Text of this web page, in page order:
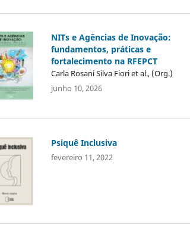
NITs e Agências de Inovação:
fundamentos, práticas e
fortalecimento na RFEPCT
Carla Rosani Silva Fiori et al., (Org.)
junho 10, 2026
Psiquê Inclusiva
fevereiro 11, 2022